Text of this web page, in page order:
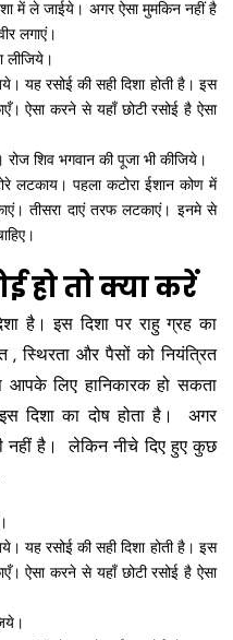
में ले जाईये। अगर ऐसा मुमकिन नहीं है
लगाएं।
लीजिये।
यह रसोई की सही दिशा होती है। इस
ऐसा करने से यहाँ छोटी रसोई है ऐसा
शिव भगवान की पूजा भी कीजिये।
लटकाय। पहला कटोरा ईशान कोण में
तीसरा दाएं तरफ लटकाएं। इनमे से
हो तो क्या करें
है। इस दिशा पर राहु ग्रह का
स्थिरता और पैसों को नियंत्रित
लिए हानिकारक हो सकता
दिशा का दोष होता है। अगर
नहीं है। लेकिन नीचे दिए हुए कुछ
यह रसोई की सही दिशा होती है। इस
ऐसा करने से यहाँ छोटी रसोई है ऐसा